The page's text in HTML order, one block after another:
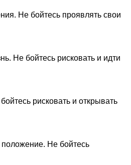
Не бойтесь проявлять свои
Не бойтесь рисковать и идти
рисковать и открывать
Не бойтесь